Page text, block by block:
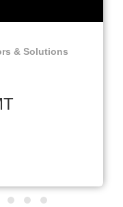
& Solutions